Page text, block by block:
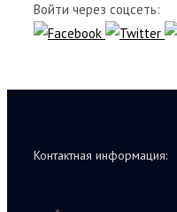
Войти через соцсеть:
Контактная информация: